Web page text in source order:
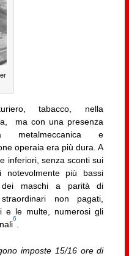
tabacco, nella
ma con una presenza
metalmeccanica e
operaia era più dura. A
inferiori, senza sconti sui
più bassi
maschi a parità di
non pagati,
e le multe, numerosi gli
6
imposte 15/16 ore di